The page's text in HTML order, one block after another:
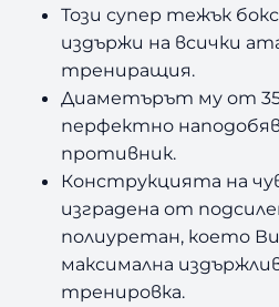
Този супер тежък
издържи на всички
трениращия.
Диаметърът му от
перфектно
противник.
Конструкцията на
изградена от
полиуретан, което
максимална
тренировка.